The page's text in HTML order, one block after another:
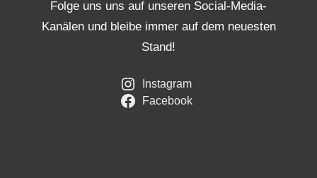
Folge uns uns auf unseren Social-Media-
Kanälen und bleibe immer auf dem neuesten
Stand!
Instagram
Facebook